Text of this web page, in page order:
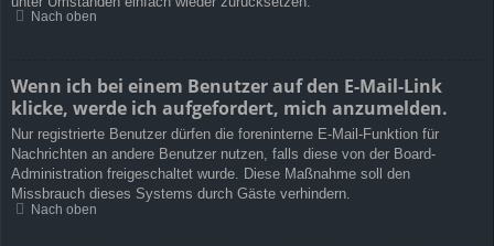
Nach oben
Wenn ich bei einem Benutzer auf den E-Mail-Link
klicke, werde ich aufgefordert, mich anzumelden.
Nur registrierte Benutzer dürfen die foreninterne E-Mail-Funktion für
Nachrichten an andere Benutzer nutzen, falls diese von der Board-
Administration freigeschaltet wurde. Diese Maßnahme soll den
Missbrauch dieses Systems durch Gäste verhindern.
Nach oben